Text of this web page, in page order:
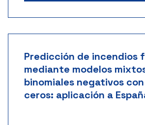
Predicción de incendios
mediante modelos
binomiales negativos
ceros: aplicación a